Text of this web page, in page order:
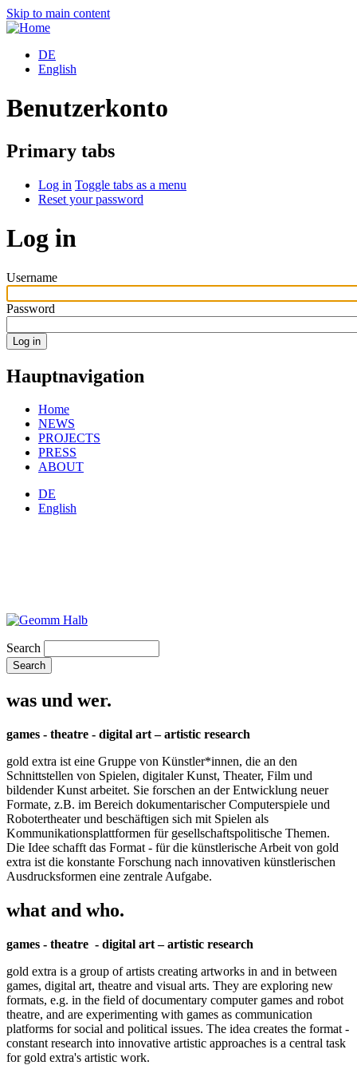
Skip to main content
DE
English
Benutzerkonto
Primary tabs
Log in Toggle tabs as a menu
Reset your password
Log in
Username
Password
Hauptnavigation
Home
NEWS
PROJECTS
PRESS
ABOUT
DE
English
Search
was und wer.
games - theatre - digital art – artistic research
gold extra ist eine Gruppe von Künstler*innen, die an den
Schnittstellen von Spielen, digitaler Kunst, Theater, Film und
bildender Kunst arbeitet. Sie forschen an der Entwicklung neuer
Formate, z.B. im Bereich dokumentarischer Computerspiele und
Robotertheater und beschäftigen sich mit Spielen als
Kommunikationsplattformen für gesellschaftspolitische Themen.
Die Idee schafft das Format - für die künstlerische Arbeit von gold
extra ist die konstante Forschung nach innovativen künstlerischen
Ausdrucksformen eine zentrale Aufgabe.
what and who.
games - theatre - digital art – artistic research
gold extra is a group of artists creating artworks in and in between
games, digital art, theatre and visual arts. They are exploring new
formats, e.g. in the field of documentary computer games and robot
theatre, and are experimenting with games as communication
platforms for social and political issues. The idea creates the format -
constant research into innovative artistic approaches is a central task
for gold extra's artistic work.